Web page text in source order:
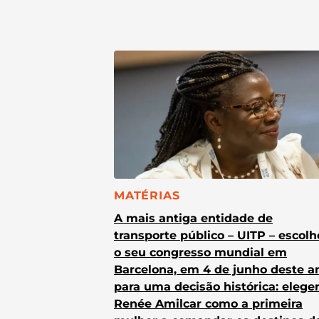
CATEGORIA:
MATÉRIAS
A mais antiga entidade de
transporte público – UITP –
o seu congresso mundial em
Barcelona, em 4 de junho deste
para uma decisão histórica: eleger
Renée Amilcar como a primeira